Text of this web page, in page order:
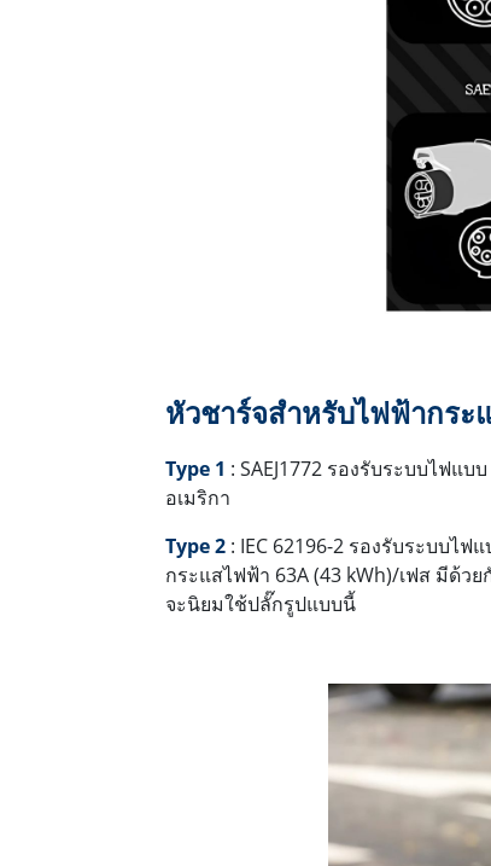
หัวชาร์จสำหรับไฟฟ้ากระ
Type 1 : SAEJ1772 รองรับระบบไฟแ
อเมริกา
Type 2 : IEC 62196-2 รองรับระบบไ
กระแสไฟฟ้า 63A (43 kWh)/เฟส มีด้ว
จะนิยมใช้ปลั๊กรูปแบบนี้